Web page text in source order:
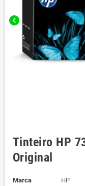
chevron_left
Tinteiro HP
Original
Marca
HP